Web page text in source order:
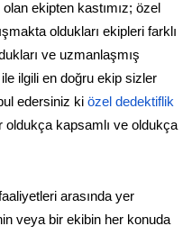
ekipten kastımız; özel
oldukları ekipleri farklı
ve uzmanlaşmış
ilgili en doğru ekip sizler
edersiniz ki özel dedektiflik
oldukça kapsamlı ve oldukça
arasında yer
veya bir ekibin her konuda